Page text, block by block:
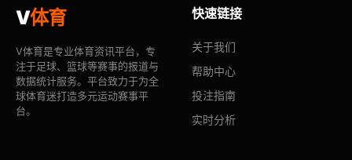
V体育
V体育是专业体育资讯平台，专
注于足球、篮球等赛事的报道与
数据统计服务。平台致力于为全
球体育迷打造多元运动赛事平
台。
快速链接
关于我们
帮助中心
投注指南
实时分析